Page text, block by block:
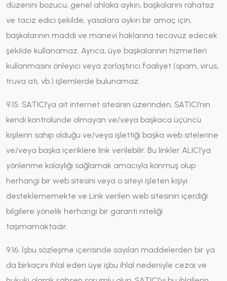
düzenini bozucu, genel ahlaka aykırı, başkalarını rahatsız
ve taciz edici şekilde, yasalara aykırı bir amaç için,
başkalarının maddi ve manevi haklarına tecavüz edecek
şekilde kullanamaz. Ayrıca, üye başkalarının hizmetleri
kullanmasını önleyici veya zorlaştırıcı faaliyet (spam, virus,
truva atı, vb.) işlemlerde bulunamaz.
9.15. SATICI’ya ait internet sitesinin üzerinden, SATICI’nın
kendi kontrolünde olmayan ve/veya başkaca üçüncü
kişilerin sahip olduğu ve/veya işlettiği başka web sitelerine
ve/veya başka içeriklere link verilebilir. Bu linkler ALICI’ya
yönlenme kolaylığı sağlamak amacıyla konmuş olup
herhangi bir web sitesini veya o siteyi işleten kişiyi
desteklememekte ve Link verilen web sitesinin içerdiği
bilgilere yönelik herhangi bir garanti niteliği
taşımamaktadır.
9.16. İşbu sözleşme içerisinde sayılan maddelerden bir ya
da birkaçını ihlal eden üye işbu ihlal nedeniyle cezai ve